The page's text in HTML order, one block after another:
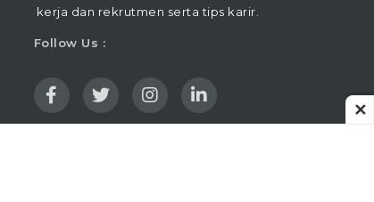
kerja dan rekrutmen serta tips karir.
Follow Us :
✕